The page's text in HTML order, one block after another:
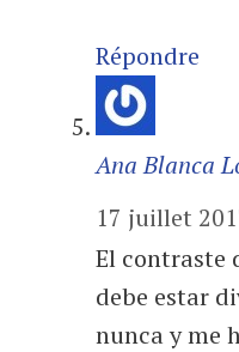
Répondre
Ana Blanca
17 juillet
El contraste
debe estar
nunca y me